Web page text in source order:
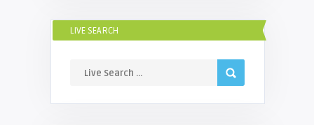
LIVE SEARCH